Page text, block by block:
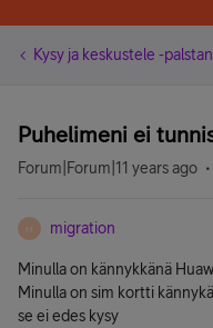
Kysy ja keskustele -
Puhelimeni ei
Forum|Forum|11 years ago
M migration
Minulla on kännykkänä
Minulla on sim kortti
se ei edes kysy